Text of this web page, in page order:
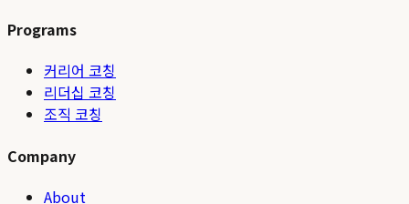
Programs
커리어 코칭
리더십 코칭
조직 코칭
Company
About